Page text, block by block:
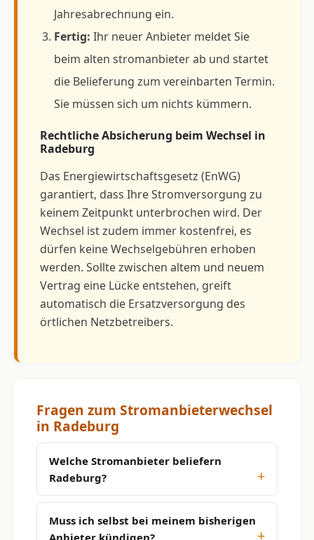
Jahresabrechnung ein.
Fertig: Ihr neuer Anbieter meldet Sie
beim alten stromanbieter ab und startet
die Belieferung zum vereinbarten Termin.
Sie müssen sich um nichts kümmern.
Rechtliche Absicherung beim Wechsel in
Radeburg
Das Energiewirtschaftsgesetz (EnWG)
garantiert, dass Ihre Stromversorgung zu
keinem Zeitpunkt unterbrochen wird. Der
Wechsel ist zudem immer kostenfrei, es
dürfen keine Wechselgebühren erhoben
werden. Sollte zwischen altem und neuem
Vertrag eine Lücke entstehen, greift
automatisch die Ersatzversorgung des
örtlichen Netzbetreibers.
Fragen zum Stromanbieterwechsel
in Radeburg
Welche Stromanbieter beliefern
Radeburg?
Muss ich selbst bei meinem bisherigen
Anbieter kündigen?